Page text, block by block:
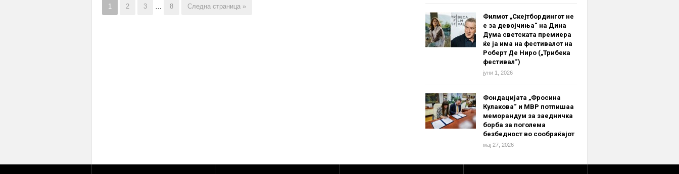
1 2 3 … 8 Следна страница »
Филмот „Скејтбордингот не
е за девојчиња“ на Дина
Дума светската премиера
ќе ја има на фестивалот на
Роберт Де Ниро („Трибека
фестивал“)
јуни 1, 2026
Фондацијата „Фросина
Кулакова“ и МВР потпишаа
меморандум за заедничка
борба за поголема
безбедност во сообраќајот
мај 27, 2026